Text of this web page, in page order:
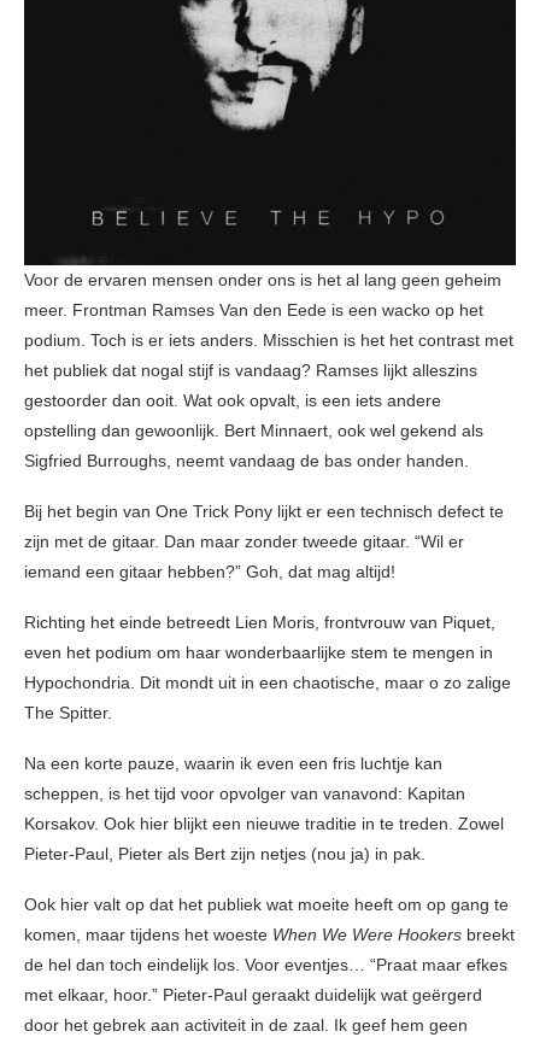
Voor de ervaren mensen onder ons is het al lang geen geheim
meer. Frontman Ramses Van den Eede is een wacko op het
podium. Toch is er iets anders. Misschien is het het contrast met
het publiek dat nogal stijf is vandaag? Ramses lijkt alleszins
gestoorder dan ooit. Wat ook opvalt, is een iets andere
opstelling dan gewoonlijk. Bert Minnaert, ook wel gekend als
Sigfried Burroughs, neemt vandaag de bas onder handen.
Bij het begin van One Trick Pony lijkt er een technisch defect te
zijn met de gitaar. Dan maar zonder tweede gitaar. “Wil er
iemand een gitaar hebben?” Goh, dat mag altijd!
Richting het einde betreedt Lien Moris, frontvrouw van Piquet,
even het podium om haar wonderbaarlijke stem te mengen in
Hypochondria. Dit mondt uit in een chaotische, maar o zo zalige
The Spitter.
Na een korte pauze, waarin ik even een fris luchtje kan
scheppen, is het tijd voor opvolger van vanavond: Kapitan
Korsakov. Ook hier blijkt een nieuwe traditie in te treden. Zowel
Pieter-Paul, Pieter als Bert zijn netjes (nou ja) in pak.
Ook hier valt op dat het publiek wat moeite heeft om op gang te
komen, maar tijdens het woeste When We Were Hookers breekt
de hel dan toch eindelijk los. Voor eventjes… “Praat maar efkes
met elkaar, hoor.” Pieter-Paul geraakt duidelijk wat geërgerd
door het gebrek aan activiteit in de zaal. Ik geef hem geen